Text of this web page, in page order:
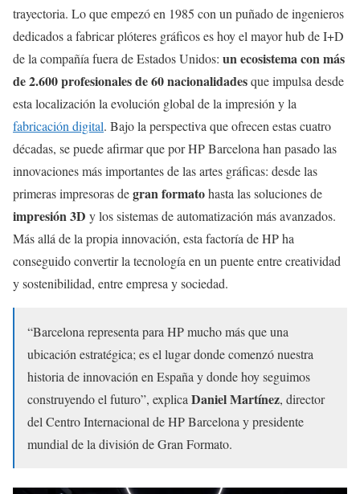
trayectoria. Lo que empezó en 1985 con un puñado de ingenieros
dedicados a fabricar plóteres gráficos es hoy el mayor hub de I+D
de la compañía fuera de Estados Unidos: un ecosistema con más
de 2.600 profesionales de 60 nacionalidadesque impulsa desde
esta localización la evolución global de la impresión y la
fabricación digital. Bajo la perspectiva que ofrecen estas cuatro
décadas, se puede afirmar que por HP Barcelona han pasado las
innovaciones más importantes de las artes gráficas: desde las
primeras impresoras degran formatohasta las soluciones de
impresión 3D y los sistemas de automatización más avanzados.
Más allá de la propia innovación, esta factoría de HP ha
conseguido convertir la tecnología en un puente entre creatividad
y sostenibilidad, entre empresa y sociedad.
“Barcelona representa para HP mucho más que una
ubicación estratégica; es el lugar donde comenzó nuestra
historia de innovación en España y donde hoy seguimos
construyendo el futuro”, explica Daniel Martínez, director
del Centro Internacional de HP Barcelona y presidente
mundial de la división de Gran Formato.